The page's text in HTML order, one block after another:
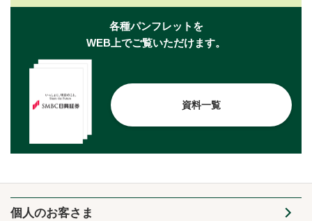
各種パンフレットを
WEB上でご覧いただけます。
資料一覧
個人のお客さま